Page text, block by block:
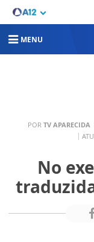
MENU
POR TV APARECIDA
No